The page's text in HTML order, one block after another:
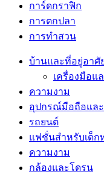
การ์ดกราฟิก
การตกปลา
การทำสวน
บ้านและที่อยู่อาศั
เครื่องมือแ
ความงาม
อุปกรณ์มือถือและ
รถยนต์
แฟชั่นสำหรับเด็ก
ความงาม
กล้องและโดรน